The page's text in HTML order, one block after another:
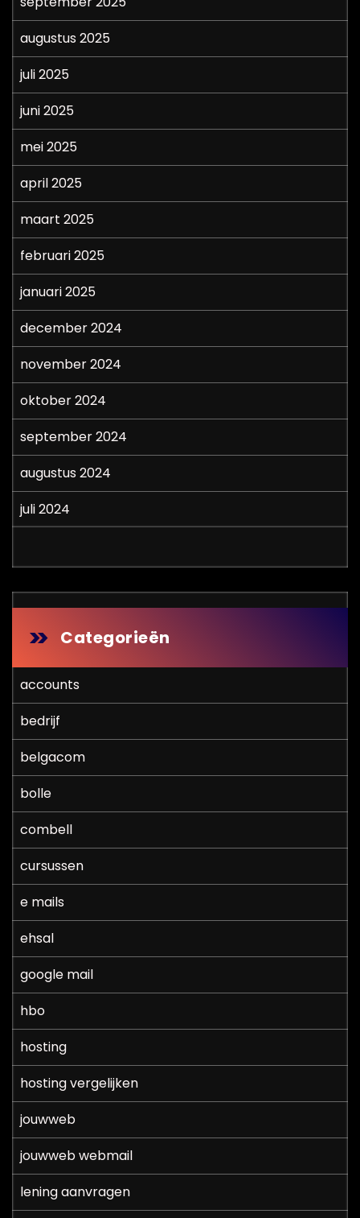
augustus 2025
juli 2025
juni 2025
mei 2025
april 2025
maart 2025
februari 2025
januari 2025
december 2024
november 2024
oktober 2024
september 2024
augustus 2024
juli 2024
Categorieën
accounts
bedrijf
belgacom
bolle
combell
cursussen
e mails
ehsal
google mail
hbo
hosting
hosting vergelijken
jouwweb
jouwweb webmail
lening aanvragen